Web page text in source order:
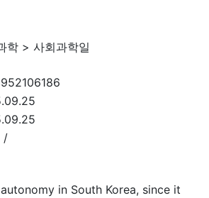
학 > 사회과학일
/
in South Korea, since it